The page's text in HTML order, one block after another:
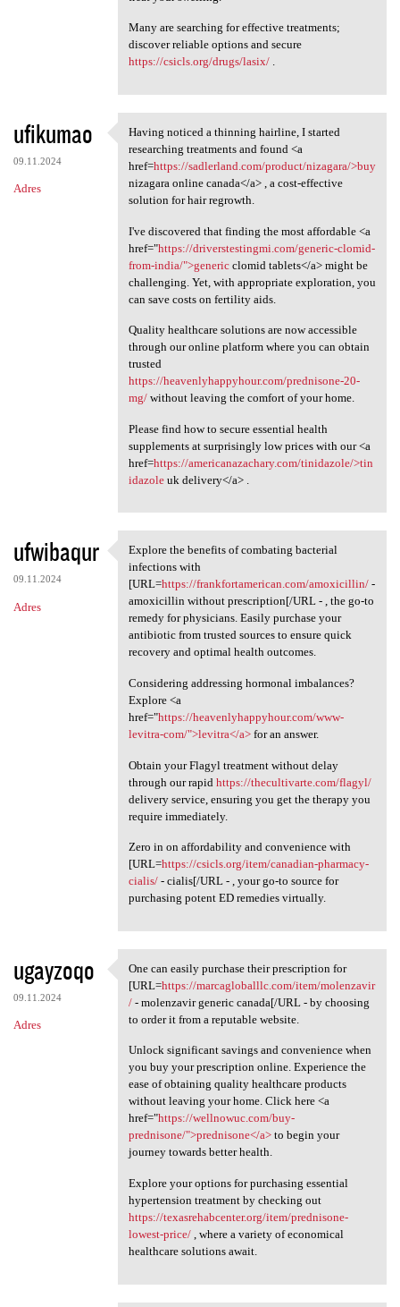
Many are searching for effective treatments;
discover reliable options and secure
https://csicls.org/drugs/lasix/.
ufikumao
09.11.2024
Adres
Having noticed a thinning
Having noticed a thinning hairline, I started
researching treatments and found <a
href=https://sadlerland.com/product/nizagara/>buy
nizagara online canada</a> , a cost-effective
solution for hair regrowth.
I've discovered that finding the most affordable <a
href="https://driverstestingmi.com/generic-clomid-
from-india/">genericclomid tablets</a> might be
challenging. Yet, with appropriate exploration, you
can save costs on fertility aids.
Quality healthcare solutions are now accessible
through our online platform where you can obtain
trusted
https://heavenlyhappyhour.com/prednisone-20-
mg/without leaving the comfort of your home.
Please find how to secure essential health
supplements at surprisingly low prices with our <a
href=https://americanazachary.com/tinidazole/>tin
idazoleuk delivery</a> .
ufwibaqur
09.11.2024
Adres
Explore the benefits of
Explore the benefits of combating bacterial
infections with
[URL=https://frankfortamerican.com/amoxicillin/-
amoxicillin without prescription[/URL - , the go-to
remedy for physicians. Easily purchase your
antibiotic from trusted sources to ensure quick
recovery and optimal health outcomes.
Considering addressing hormonal imbalances?
Explore <a
href="https://heavenlyhappyhour.com/www-
levitra-com/">levitra</a>for an answer.
Obtain your Flagyl treatment without delay
through our rapid https://thecultivarte.com/flagyl/
delivery service, ensuring you get the therapy you
require immediately.
Zero in on affordability and convenience with
[URL=https://csicls.org/item/canadian-pharmacy-
cialis/- cialis[/URL - , your go-to source for
purchasing potent ED remedies virtually.
ugayzoqo
09.11.2024
Adres
One can easily purchase their
One can easily purchase their prescription for
[URL=https://marcagloballlc.com/item/molenzavir
/- molenzavir generic canada[/URL - by choosing
to order it from a reputable website.
Unlock significant savings and convenience when
you buy your prescription online. Experience the
ease of obtaining quality healthcare products
without leaving your home. Click here <a
href="https://wellnowuc.com/buy-
prednisone/">prednisone</a>to begin your
journey towards better health.
Explore your options for purchasing essential
hypertension treatment by checking out
https://texasrehabcenter.org/item/prednisone-
lowest-price/, where a variety of economical
healthcare solutions await.